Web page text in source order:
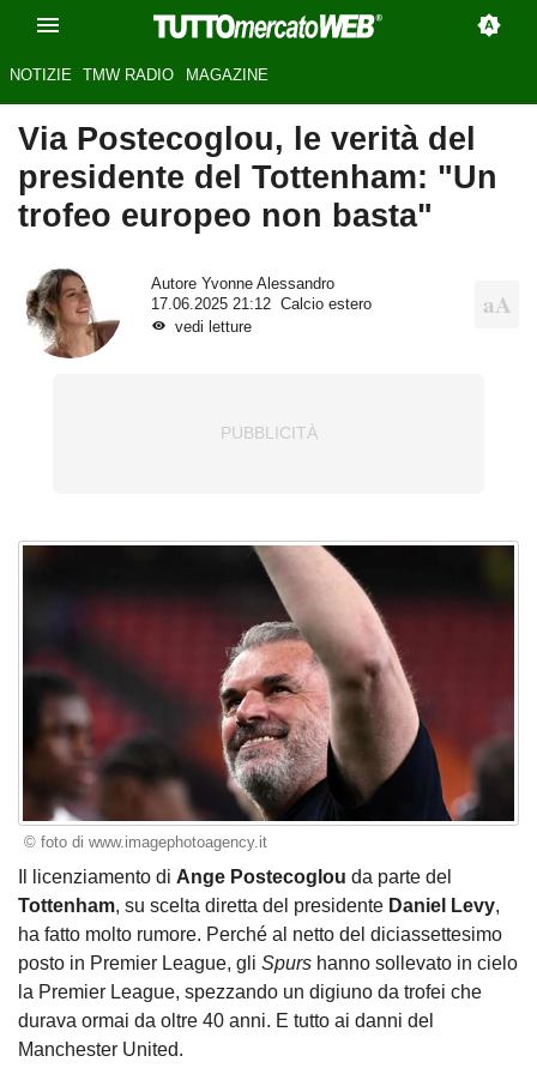
NOTIZIE TMW RADIO MAGAZINE
Via Postecoglou, le verità del
presidente del Tottenham: "Un
trofeo europeo non basta"
Autore Yvonne Alessandro
17.06.2025 21:12
Calcio estero
vedi letture
© foto di www.imagephotoagency.it
Il licenziamento di Ange Postecoglou da parte del
Tottenham, su scelta diretta del presidente Daniel Levy,
ha fatto molto rumore. Perché al netto del diciassettesimo
posto in Premier League, gli Spurs hanno sollevato in cielo
la Premier League, spezzando un digiuno da trofei che
durava ormai da oltre 40 anni. E tutto ai danni del
Manchester United.